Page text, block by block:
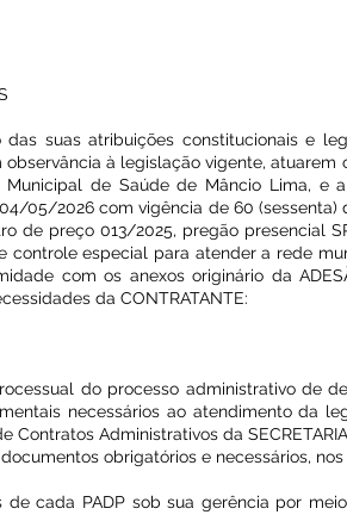
das suas atribuições constitucionais e
à legislação vigente, atuarem
de Saúde de Mâncio Lima, e
05/2026 com vigência de 60 (sessenta)
de preço 013/2025, pregão presencial
controle especial para atender a rede
com os anexos originário da
da CONTRATANTE:
do processo administrativo de
necessários ao atendimento da
Administrativos da
obrigatórios e necessários,
cada PADP sob sua gerência por